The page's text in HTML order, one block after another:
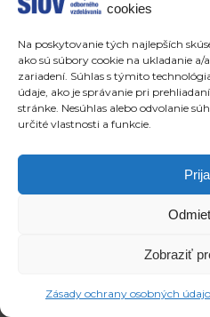
cookies
Na poskytovanie tých najlepších
ako sú súbory cookie na ukladanie
zariadení. Súhlas s týmito
údaje, ako je správanie pri
stránke. Nesúhlas alebo odvolanie
určité vlastnosti a funkcie.
Zobraziť
Zásady ochrany osobných
postoje sú názormi a
nevyhnutne odrážať
únie alebo Európskej
vzdelávanie a kultúru
Prev
Slovensko na EuroSkills 2025 zabojuje v desiatich profesiách
Copyright © 2026 ŠIOV - štátny